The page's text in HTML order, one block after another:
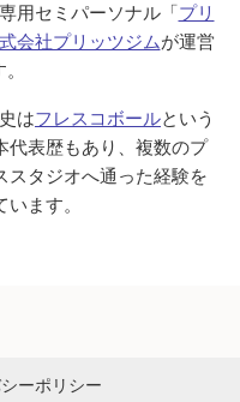
用セミパーソナル「プリ
会社プリッツジムが運営
はフレスコボールという
代表歴もあり、複数のプ
スタジオへ通った経験を
ます。
ーポリシー